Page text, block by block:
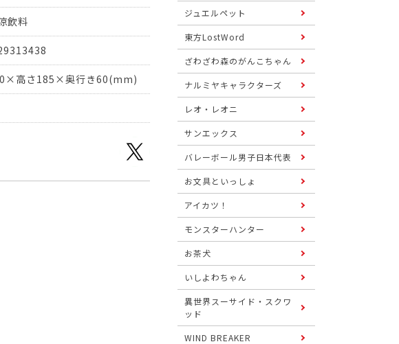
飲料
高さ185×奥行き60(mm)
ジュエルペット
東方LostWord
ざわざわ森のがんこちゃん
ナルミヤキャラクターズ
レオ・レオニ
サンエックス
バレーボール男子日本代表
お文具といっしょ
アイカツ！
モンスターハンター
お茶犬
いしよわちゃん
異世界スーサイド・スクワ
ッド
WIND BREAKER